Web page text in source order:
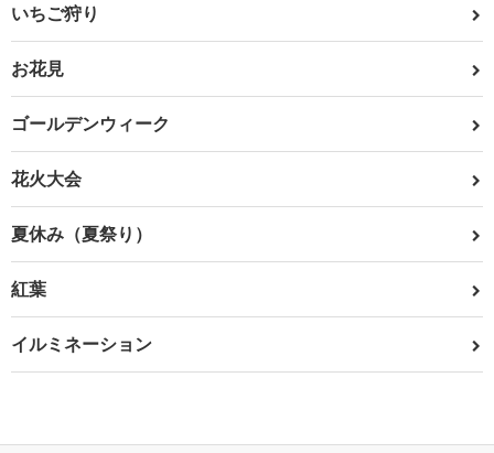
いちご狩り
お花見
ゴールデンウィーク
花火大会
夏休み（夏祭り）
紅葉
イルミネーション